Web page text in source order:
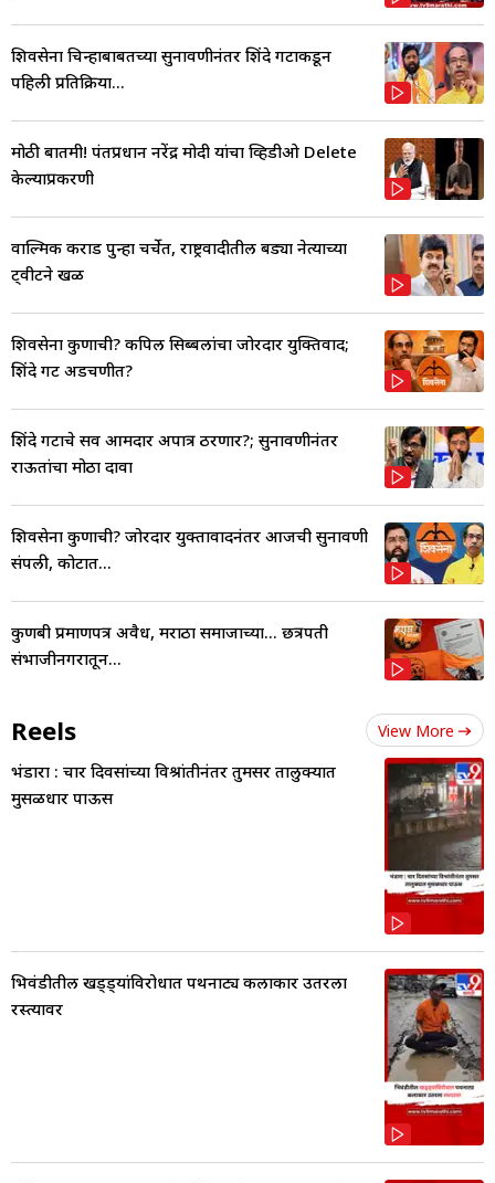
शिवसेना चिन्हाबाबतच्या सुनावणीनंतर शिंदे गटाकडून
पहिली प्रतिक्रिया...
मोठी बातमी! पंतप्रधान नरेंद्र मोदी यांचा व्हिडीओ Delete
केल्याप्रकरणी
वाल्मिक कराड पुन्हा चर्चेत, राष्ट्रवादीतील बड्या नेत्याच्या
ट्वीटने खळ
शिवसेना कुणाची? कपिल सिब्बलांचा जोरदार युक्तिवाद;
शिंदे गट अडचणीत?
शिंदे गटाचे सर्व आमदार अपात्र ठरणार?; सुनावणीनंतर
राऊतांचा मोठा दावा
शिवसेना कुणाची? जोरदार युक्तावादनंतर आजची सुनावणी
संपली, कोर्टात...
कुणबी प्रमाणपत्र अवैध, मराठा समाजाच्या... छत्रपती
संभाजीनगरातून...
Reels View More
भंडारा : चार दिवसांच्या विश्रांतीनंतर तुमसर तालुक्यात
मुसळधार पाऊस
भिवंडीतील खड्ड्यांविरोधात पथनाट्य कलाकार उतरला
रस्त्यावर